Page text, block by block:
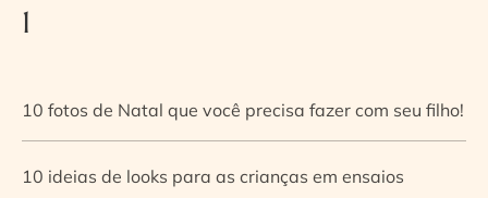
1
10 fotos de Natal que você precisa fazer com seu filho!
10 ideias de looks para as crianças em ensaios